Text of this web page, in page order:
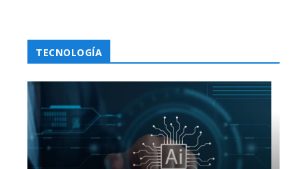
TECNOLOGÍA